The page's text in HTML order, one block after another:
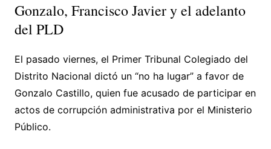
Gonzalo, Francisco Javier y el adelanto
del PLD
El pasado viernes, el Primer Tribunal Colegiado del
Distrito Nacional dictó un “no ha lugar” a favor de
Gonzalo Castillo, quien fue acusado de participar en
actos de corrupción administrativa por el Ministerio
Público.